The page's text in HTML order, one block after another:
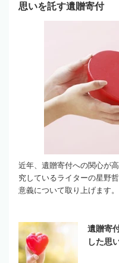
思いを託す遺贈寄付
近年、遺贈寄付への関心が
究しているライターの星野
意義について取り上げます。
遺贈寄
した思